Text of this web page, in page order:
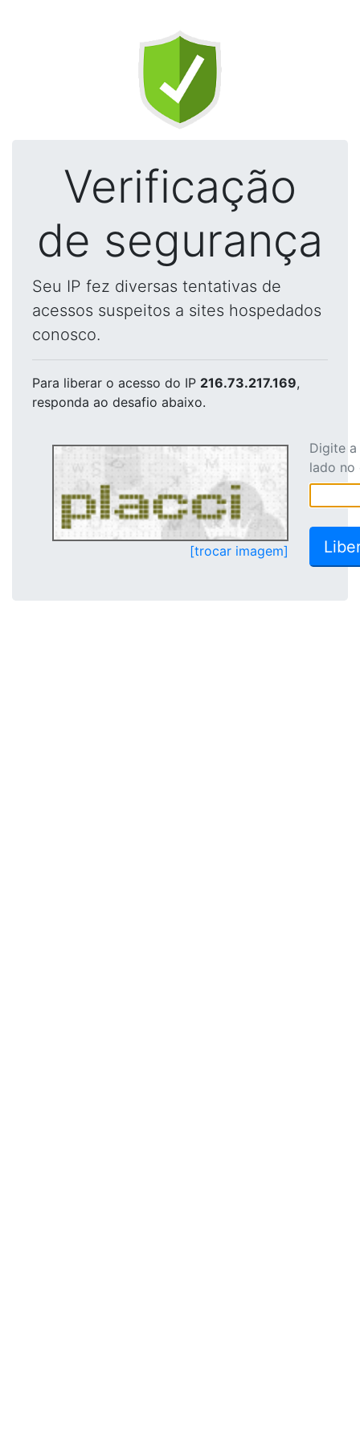
Verificação
de segurança
Seu IP fez diversas tentativas de
acessos suspeitos a sites hospedados
conosco.
Para liberar o acesso do IP 216.73.217.169,
responda ao desafio abaixo.
[trocar imagem]
Digite
lado no